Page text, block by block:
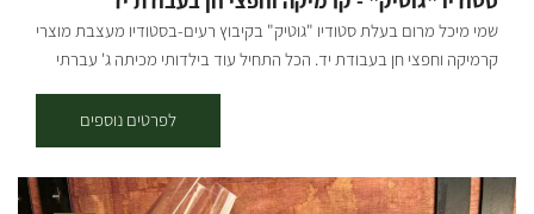
וממשיכים בגשר הרכבת הבריטית וחוצים את הנחל. ממשיכים ברכיבה
לאורך הנחל ובסמוך למאגר נירים חוצים את 232 מתחת לגשר ועולי לחניון
גמה. ממשיכים במורד הנחל לכיוון רעים ומשם עולים על הסינגל האדום
לבארי. קרדיט צילום: טכנוגרפיקס מפה: *המידע מתוך אתרים לה מדווש
שמי מיכל מרום בעלת סטודיו "גוטיק" בקיבוץ רעים-בסטודיו מעצבת מוצרי
קרמיקה וחפצי חן בעבודת יד. הכל התחיל עוד בילדותי מכיתה ג' עברתי
שנים) קיבלתי תעודה של מדריך אומנות בכיר המפגש בן המדבר לידע
המקצועי והאהבה שלי לאומנות,עיצוב ואסתטיקה, הוליד כלים ופסלים
מחומר גס וטבעי בשילוב גלזורות בצבעי האדמה. בין היתר אני מייצרת
לפרטים נוספים